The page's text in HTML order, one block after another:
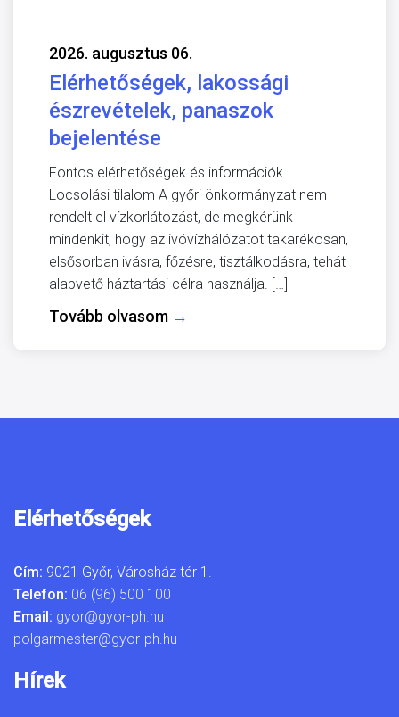
2026. augusztus 06.
Elérhetőségek, lakossági
észrevételek, panaszok
bejelentése
Fontos elérhetőségek és információk
Locsolási tilalom A győri önkormányzat nem
rendelt el vízkorlátozást, de megkérünk
mindenkit, hogy az ivóvízhálózatot takarékosan,
elsősorban ivásra, főzésre, tisztálkodásra, tehát
alapvető háztartási célra használja. […]
Tovább olvasom →
Elérhetőségek
Cím: 9021 Győr, Városház tér 1.
Telefon: 06 (96) 500 100
Email: gyor@gyor-ph.hu
polgarmester@gyor-ph.hu
Hírek